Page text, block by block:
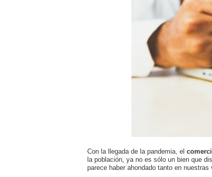
Con la llegada de la pandemia, el
la población, ya no es sólo un bien que
parece haber ahondado tanto en